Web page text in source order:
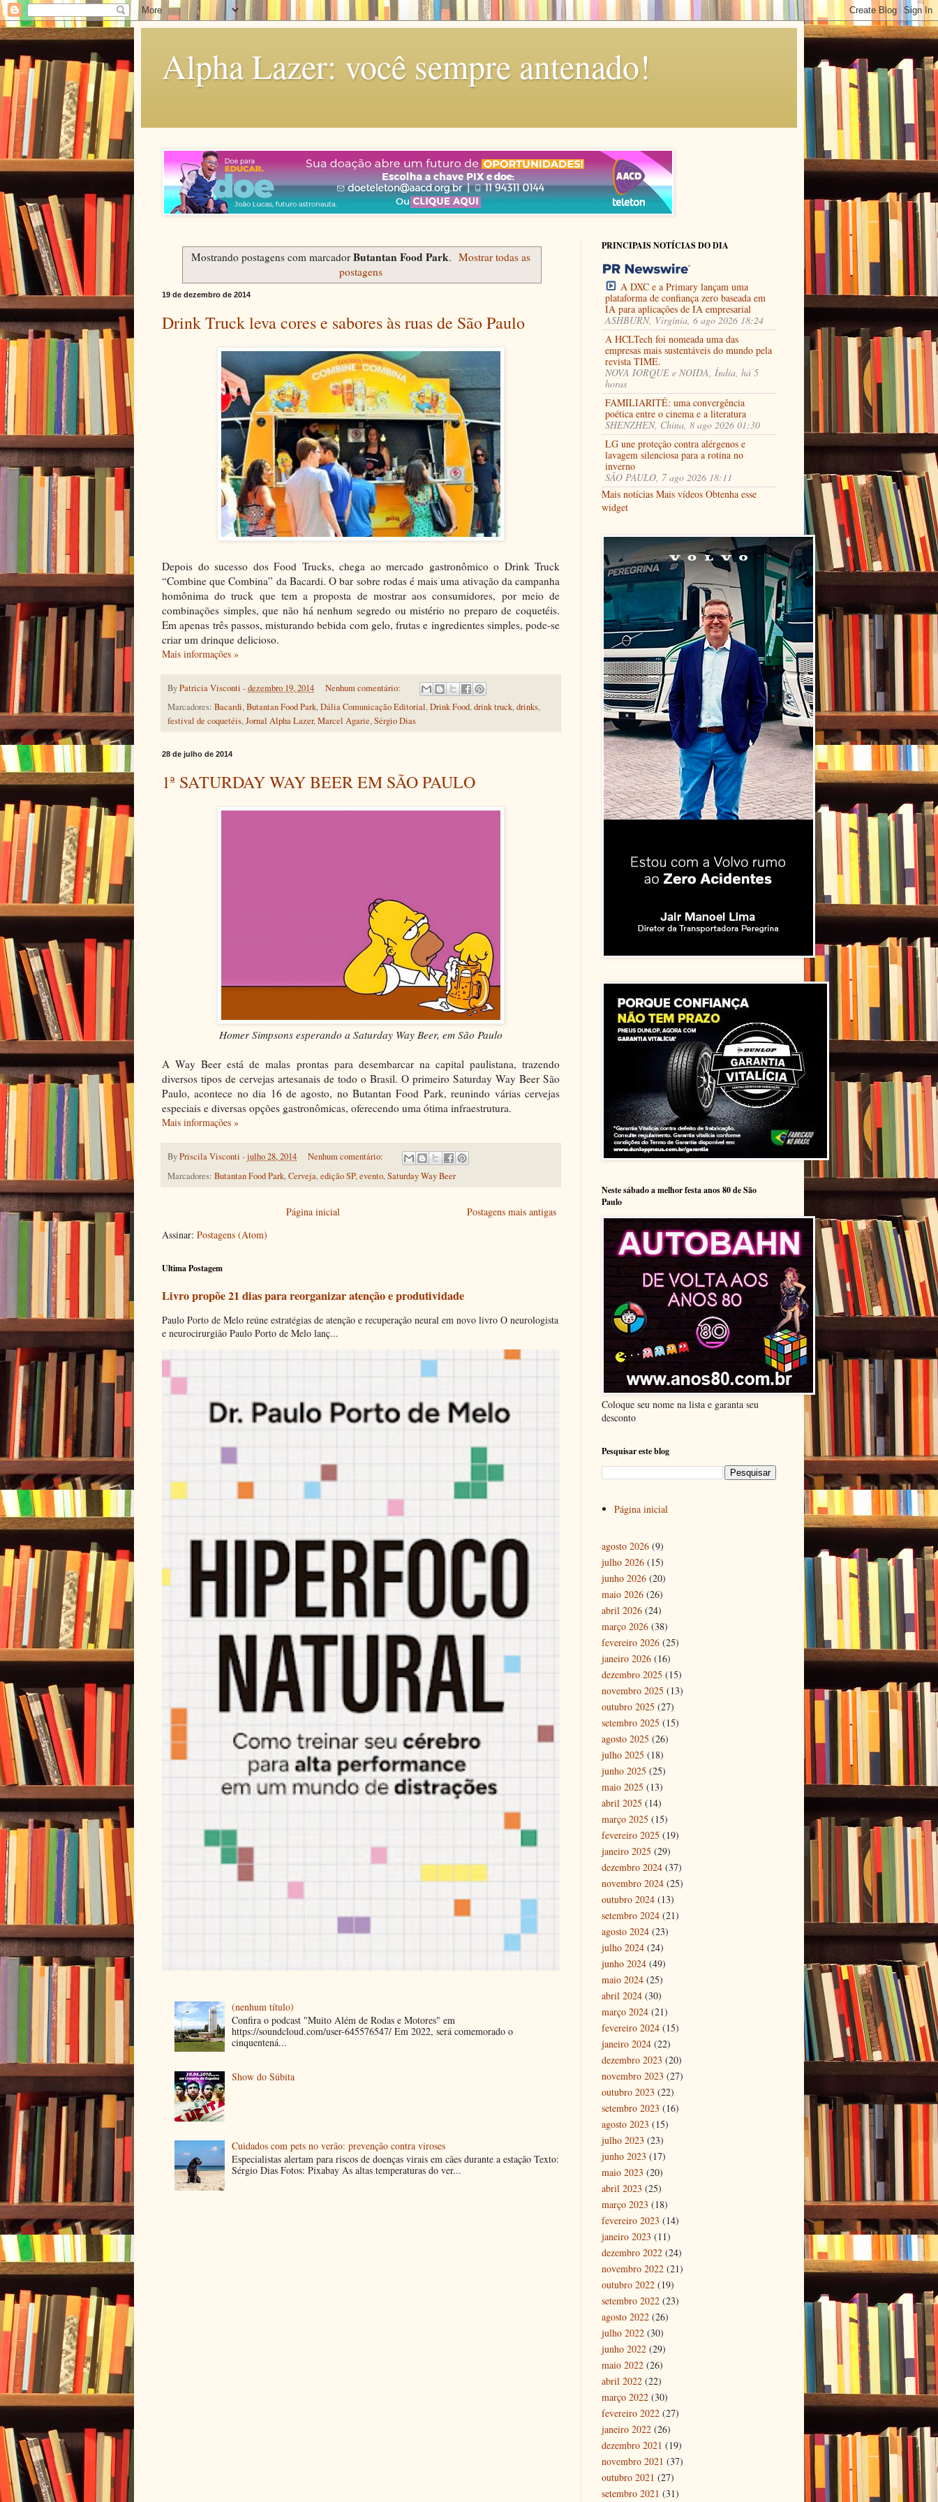
Alpha Lazer: você sempre antenado!
Mostrando postagens com marcador Butantan Food Park. Mostrar todas as
postagens
19 de dezembro de 2014
Drink Truck leva cores e sabores às ruas de São Paulo
Depois do sucesso dos Food Trucks, chega ao mercado gastronômico o Drink Truck
“Combine que Combina” da Bacardi. O bar sobre rodas é mais uma ativação da campanha
homônima do truck que tem a proposta de mostrar aos consumidores, por meio de
combinações simples, que não há nenhum segredo ou mistério no preparo de coquetéis.
Em apenas três passos, misturando bebida com gelo, frutas e ingredientes simples, pode-se
criar um drinque delicioso.
Mais informações »
ByPatricia Visconti -dezembro 19, 2014
Nenhum comentário:
Marcadores: Bacardi,Butantan Food Park,Dália Comunicação Editorial,Drink Food,drink truck,drinks,
festival de coquetéis,Jornal Alpha Lazer,Marcel Agarie,Sérgio Dias
28 de julho de 2014
1ª SATURDAY WAY BEER EM SÃO PAULO
Homer Simpsons esperando a Saturday Way Beer, em São Paulo
A Way Beer está de malas prontas para desembarcar na capital paulistana, trazendo
diversos tipos de cervejas artesanais de todo o Brasil. O primeiro Saturday Way Beer São
Paulo, acontece no dia 16 de agosto, no Butantan Food Park, reunindo várias cervejas
especiais e diversas opções gastronômicas, oferecendo uma ótima infraestrutura.
Mais informações »
ByPriscila Visconti -julho 28, 2014
Nenhum comentário:
Marcadores: Butantan Food Park,Cerveja,edição SP,evento,Saturday Way Beer
Postagens mais antigas
Página inicial
Assinar: Postagens (Atom)
Ultima Postagem
Livro propõe 21 dias para reorganizar atenção e produtividade
Paulo Porto de Melo reúne estratégias de atenção e recuperação neural em novo livro O neurologista
e neurocirurgião Paulo Porto de Melo lanç...
(nenhum título)
Confira o podcast "Muito Além de Rodas e Motores" em
https://soundcloud.com/user-645576547/ Em 2022, será comemorado o
cinquentená...
Show do Súbita
Cuidados com pets no verão: prevenção contra viroses
Especialistas alertam para riscos de doenças virais em cães durante a estação Texto:
Sérgio Dias Fotos: Pixabay As altas temperaturas do ver...
PRINCIPAIS NOTÍCIAS DO DIA
A DXC e a Primary lançam uma
plataforma de confiança zero baseada em
IA para aplicações de IA empresarial
ASHBURN, Virgínia, 6 ago 2026 18:24
A HCLTech foi nomeada uma das
empresas mais sustentáveis do mundo pela
revista TIME.
NOVA IORQUE e NOIDA, Índia, há 5
horas
FAMILIARITÉ: uma convergência
poética entre o cinema e a literatura
SHENZHEN, China, 8 ago 2026 01:30
LG une proteção contra alérgenos e
lavagem silenciosa para a rotina no
inverno
SÃO PAULO, 7 ago 2026 18:11
Mais notícias Mais vídeos Obtenha esse
widget
Neste sábado a melhor festa anos 80 de São
Paulo
Coloque seu nome na lista e garanta seu
desconto
Pesquisar este blog
Página inicial
agosto 2026 (9)
julho 2026 (15)
junho 2026 (20)
maio 2026 (26)
abril 2026 (24)
março 2026 (38)
fevereiro 2026 (25)
janeiro 2026 (16)
dezembro 2025 (15)
novembro 2025 (13)
outubro 2025 (27)
setembro 2025 (15)
agosto 2025 (26)
julho 2025 (18)
junho 2025 (25)
maio 2025 (13)
abril 2025 (14)
março 2025 (15)
fevereiro 2025 (19)
janeiro 2025 (29)
dezembro 2024 (37)
novembro 2024 (25)
outubro 2024 (13)
setembro 2024 (21)
agosto 2024 (23)
julho 2024 (24)
junho 2024 (49)
maio 2024 (25)
abril 2024 (30)
março 2024 (21)
fevereiro 2024 (15)
janeiro 2024 (22)
dezembro 2023 (20)
novembro 2023 (27)
outubro 2023 (22)
setembro 2023 (16)
agosto 2023 (15)
julho 2023 (23)
junho 2023 (17)
maio 2023 (20)
abril 2023 (25)
março 2023 (18)
fevereiro 2023 (14)
janeiro 2023 (11)
dezembro 2022 (24)
novembro 2022 (21)
outubro 2022 (19)
setembro 2022 (23)
agosto 2022 (26)
julho 2022 (30)
junho 2022 (29)
maio 2022 (26)
abril 2022 (22)
março 2022 (30)
fevereiro 2022 (27)
janeiro 2022 (26)
dezembro 2021 (19)
novembro 2021 (37)
outubro 2021 (27)
setembro 2021 (31)